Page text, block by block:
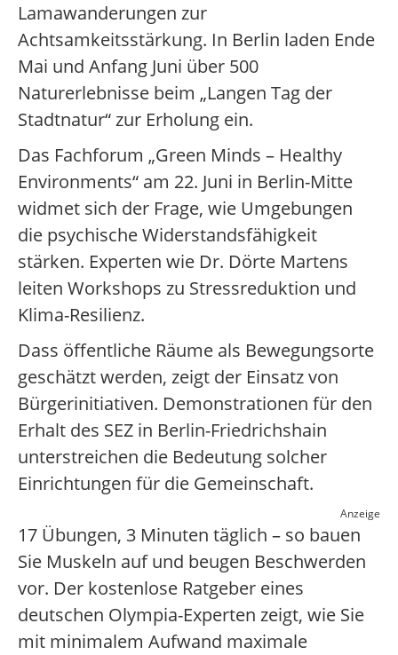
Lamawanderungen zur
Achtsamkeitsstärkung. In Berlin laden Ende
Mai und Anfang Juni über 500
Naturerlebnisse beim „Langen Tag der
Stadtnatur“ zur Erholung ein.
Das Fachforum „Green Minds – Healthy
Environments“ am 22. Juni in Berlin-Mitte
widmet sich der Frage, wie Umgebungen
die psychische Widerstandsfähigkeit
stärken. Experten wie Dr. Dörte Martens
leiten Workshops zu Stressreduktion und
Klima-Resilienz.
Dass öffentliche Räume als Bewegungsorte
geschätzt werden, zeigt der Einsatz von
Bürgerinitiativen. Demonstrationen für den
Erhalt des SEZ in Berlin-Friedrichshain
unterstreichen die Bedeutung solcher
Einrichtungen für die Gemeinschaft.
Anzeige
17 Übungen, 3 Minuten täglich – so bauen
Sie Muskeln auf und beugen Beschwerden
vor. Der kostenlose Ratgeber eines
deutschen Olympia-Experten zeigt, wie Sie
mit minimalem Aufwand maximale